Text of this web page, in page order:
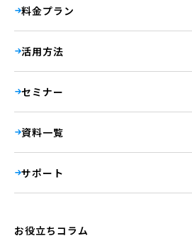
料金プラン
活用方法
セミナー
資料一覧
サポート
お役立ちコラム